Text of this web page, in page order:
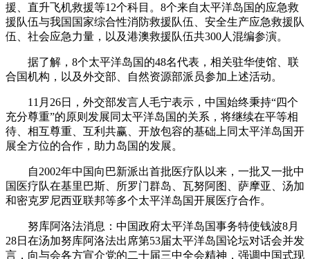
援、直升飞机救援等12个科目。8个来自太平洋岛国的应急救
援队伍与我国国家综合性消防救援队伍、安全生产应急救援队
伍、社会应急力量，以及港澳救援队伍共300人混编参演。
据了解，8个太平洋岛国的48名代表，相关驻华使馆、联
合国机构，以及外交部、自然资源部派员参加上述活动。
11月26日，外交部发言人毛宁表示，中国始终秉持“四个
充分尊重”的原则发展同太平洋岛国的关系，将继续在平等相
待、相互尊重、互利共赢、开放包容的基础上同太平洋岛国开
展全方位的合作，助力岛国的发展。
自2002年中国向巴新派出首批医疗队以来，一批又一批中
国医疗队在基里巴斯、所罗门群岛、瓦努阿图、萨摩亚、汤加
和密克罗尼西亚联邦等多个太平洋岛国开展医疗合作。
努库阿洛法消息：中国政府太平洋岛国事务特使钱波8月
28日在汤加努库阿洛法出席第53届太平洋岛国论坛对话会并发
言，向与会各方宣介党的二十届三中全会精神，强调中国式现